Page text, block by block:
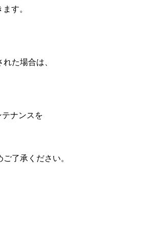
す。
た場合は、
ナンスを
了承ください。